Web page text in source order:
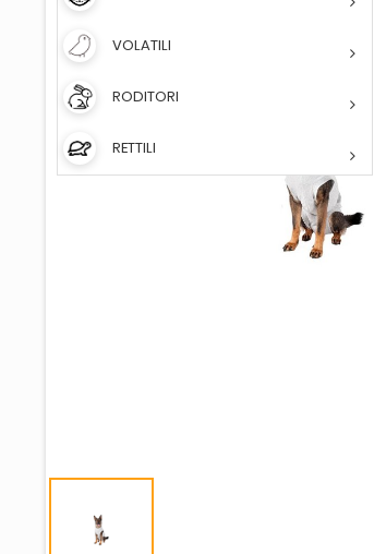
VOLATILI
RODITORI
RETTILI